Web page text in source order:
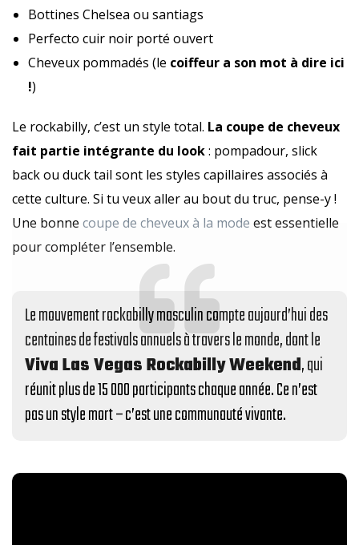
Bottines Chelsea ou santiags
Perfecto cuir noir porté ouvert
Cheveux pommadés (le coiffeur a son mot à dire ici
!)
Le rockabilly, c’est un style total. La coupe de cheveux
fait partie intégrante du look: pompadour, slick
back ou duck tail sont les styles capillaires associés à
cette culture. Si tu veux aller au bout du truc, pense-y !
Une bonne coupe de cheveux à la mode est essentielle
pour compléter l’ensemble.
Le mouvement rockabilly masculin compte aujourd’hui des
centaines de festivals annuels à travers le monde, dont le
Viva Las Vegas Rockabilly Weekend, qui
réunit plus de 15 000 participants chaque année. Ce n’est
pas un style mort – c’est une communauté vivante.